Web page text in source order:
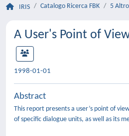
IRIS Catalogo Ricerca FBK 5 Altro
A User's Point of
1998-01-01
Abstract
This report presents a user’s point of
of specific dialogue units, as well as its